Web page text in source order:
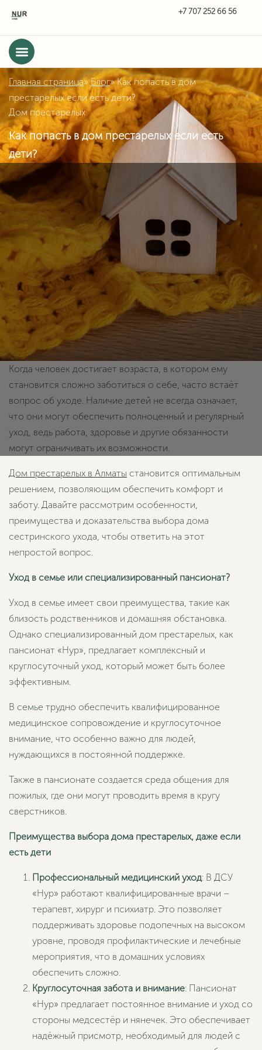
Главная страница»Блог»Как попасть в дом
престарелых если есть дети?
Дом престарелых
Как попасть в дом престарелых если есть
дети?
Когда человек достигает возраста, в котором ему
становится сложно заботиться о себе, часто встаёт
вопрос об уходе. Наличие детей не всегда означает,
что они могут обеспечить полноценный и регулярный
уход, ведь работа, здоровье и другие обязанности
могут ограничивать их возможности.
Дом престарелых в Алматы становится оптимальным
решением, позволяющим обеспечить комфорт и
заботу. Давайте рассмотрим особенности,
преимущества и доказательства выбора дома
сестринского ухода, чтобы ответить на этот
непростой вопрос.
Уход в семье или специализированный пансионат?
Уход в семье имеет свои преимущества, такие как
близость родственников и домашняя обстановка.
Однако специализированный дом престарелых, как
пансионат «Нур», предлагает комплексный и
круглосуточный уход, который может быть более
эффективным.
В семье трудно обеспечить квалифицированное
медицинское сопровождение и круглосуточное
внимание, что особенно важно для людей,
нуждающихся в постоянной поддержке.
Также в пансионате создается среда общения для
пожилых, где они могут проводить время в кругу
сверстников.
Преимущества выбора дома престарелых, даже если
есть дети
Профессиональный медицинский уход: В ДСУ
«Нур» работают квалифицированные врачи –
терапевт, хирург и психиатр. Это позволяет
поддерживать здоровье подопечных на высоком
уровне, проводя профилактические и лечебные
мероприятия, что в домашних условиях
обеспечить сложно.
Круглосуточная забота и внимание: Пансионат
«Нур» предлагает постоянное внимание и уход со
стороны медсестёр и нянечек. Это обеспечивает
надёжный присмотр, необходимый для людей с